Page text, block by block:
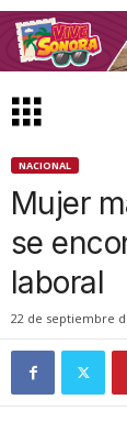
NACIONAL
Mujer
se
laboral
22 de septiembre